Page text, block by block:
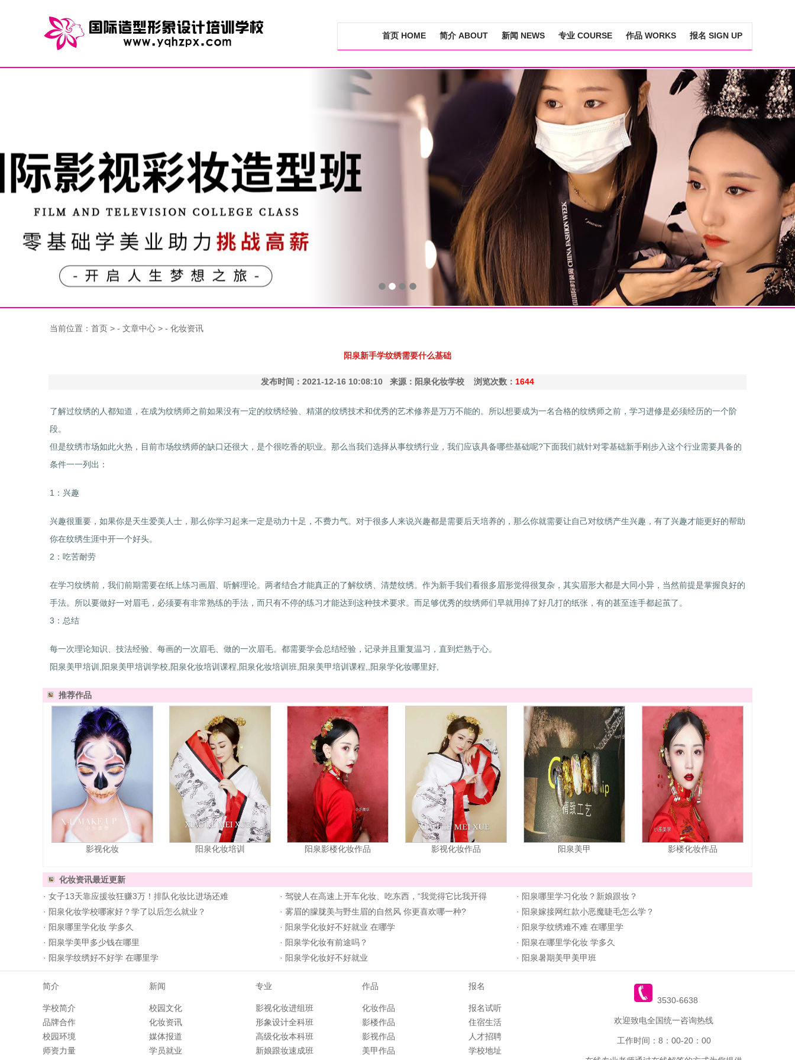
首页 HOME 简介 ABOUT 新闻 NEWS 专业 COURSE 作品 WORKS 报名 SIGN UP
当前位置： 首页 > - 文章中心 > - 化妆资讯
阳泉新手学纹绣需要什么基础
发布时间：2021-12-16 10:08:10 来源：阳泉化妆学校 浏览次数： 1644
了解过纹绣的人都知道，在成为纹绣师之前如果没有一定的纹绣经验、精湛的纹绣技术和优秀的艺术修养是万万不能的。所以想要成为一名合格的纹绣师之前，学习进修是必须经历的一个阶
段。
但是纹绣市场如此火热，目前市场纹绣师的缺口还很大，是个很吃香的职业。那么当我们选择从事纹绣行业，我们应该具备哪些基础呢?下面我们就针对零基础新手刚步入这个行业需要具备的
条件一一列出：
1：兴趣
兴趣很重要，如果你是天生爱美人士，那么你学习起来一定是动力十足，不费力气。对于很多人来说兴趣都是需要后天培养的，那么你就需要让自己对纹绣产生兴趣，有了兴趣才能更好的帮助
你在纹绣生涯中开一个好头。
2：吃苦耐劳
在学习纹绣前，我们前期需要在纸上练习画眉、听解理论。两者结合才能真正的了解纹绣、清楚纹绣。作为新手我们看很多眉形觉得很复杂，其实眉形大都是大同小异，当然前提是掌握良好的
手法。所以要做好一对眉毛，必须要有非常熟练的手法，而只有不停的练习才能达到这种技术要求。而足够优秀的纹绣师们早就用掉了好几打的纸张，有的甚至连手都起茧了。
3：总结
每一次理论知识、技法经验、每画的一次眉毛、做的一次眉毛。都需要学会总结经验，记录并且重复温习，直到烂熟于心。
阳泉美甲培训,阳泉美甲培训学校,阳泉化妆培训课程,阳泉化妆培训班,阳泉美甲培训课程,,阳泉学化妆哪里好,
推荐作品
影视化妆 阳泉化妆培训 阳泉影楼化妆作品 影视化妆作品 阳泉美甲 影楼化妆作品
化妆资讯最近更新
· 女子13天靠应援妆狂赚3万！排队化妆比进场还难 · 驾驶人在高速上开车化妆、吃东西，“我觉得它比我开得 · 阳泉哪里学习化妆？新娘跟妆？
· 阳泉化妆学校哪家好？学了以后怎么就业？ · 雾眉的朦胧美与野生眉的自然风 你更喜欢哪一种? · 阳泉嫁接网红款小恶魔睫毛怎么学？
· 阳泉哪里学化妆 学多久 · 阳泉学化妆好不好就业 在哪学 · 阳泉学纹绣难不难 在哪里学
· 阳泉学美甲多少钱在哪里 · 阳泉学化妆有前途吗？ · 阳泉在哪里学化妆 学多久
· 阳泉学纹绣好不好学 在哪里学 · 阳泉学化妆好不好就业 · 阳泉暑期美甲美甲班
简介 新闻 专业 作品
报名
3530-6638
欢迎致电全国统一咨询热线
工作时间：8：00-20：00
学校简介 校园文化 影视化妆进组班 化妆作品
报名试听
品牌合作
化妆资讯 形象设计全科班 影楼作品
住宿生活
校园环境
媒体报道 高级化妆本科班 影视作品
人才招聘
师资力量
学员就业 新娘跟妆速成班 美甲作品 学校地址